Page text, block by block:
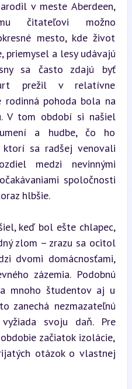
v meste Aberdeen,
čitateľovi možno
mesto, kde život
priemysel a lesy udávajú
sa často zdajú byť
prežil v relatívne
rodinná pohoda bola na
V tom období si našiel
a hudbe, čo ho
sa radšej venovali
medzi nevinnými
spoločnosti
hlbšie.
keď bol ešte chlapec,
zlom – zrazu sa ocitol
dvomi domácnosťami,
zázemia. Podobnú
mnoho študentov aj u
zanechá nezmazateľnú
svoju daň. Pre
začiatok izolácie,
otázok o vlastnej